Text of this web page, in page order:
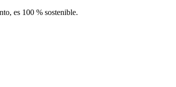
es 100 % sostenible.